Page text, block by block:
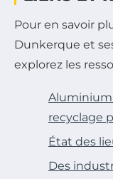
Pour en savoir
Dunkerque et
explorez les
Aluminium
recyclage
État des
Des